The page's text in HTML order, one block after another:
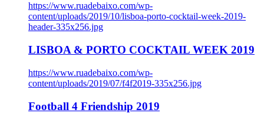
https://www.ruadebaixo.com/wp-
content/uploads/2019/10/lisboa-porto-cocktail-week-2019-
header-335x256.jpg
LISBOA & PORTO COCKTAIL WEEK 2019
https://www.ruadebaixo.com/wp-
content/uploads/2019/07/f4f2019-335x256.jpg
Football 4 Friendship 2019